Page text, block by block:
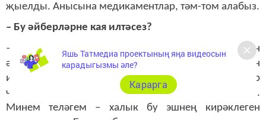
җыелды. Анысына медикаментлар, тәм-том алабыз.
– Бу әйберләрне кая илтәсез?
– Сетканы авыл җирлегенә тапшырдык. Ә бәйләгән
әйберләрне авылдашыбыз Фирзәр Мөбарәкшин
исеменә посылка итеп салабыз. Аның белән бер
частьта бергә хезмәт иткән егетләргә дә булсын.
Минем теләгем – халык бу эшнең кирәклеген
Яшь Татмедиа проектының яңа видеосын
карадыгызмы әле?
Карарга